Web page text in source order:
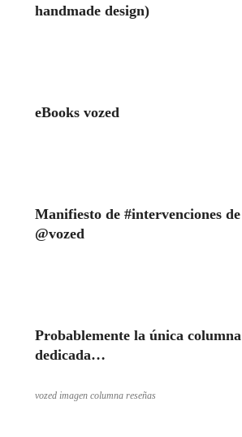
handmade design)
eBooks vozed
Manifiesto de #intervenciones de
@vozed
Probablemente la única columna
dedicada…
vozed imagen columna reseñas